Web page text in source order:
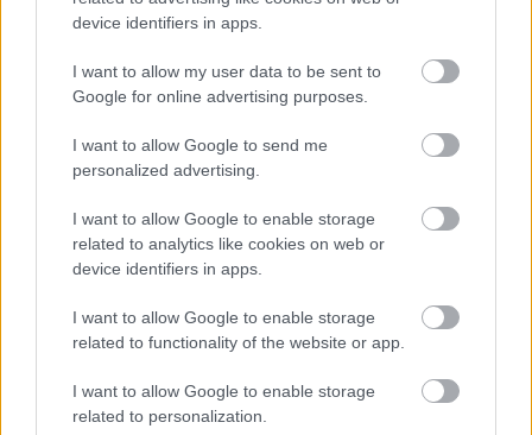
device identifiers in apps.
I want to allow my user data to be sent to
Google for online advertising purposes.
I want to allow Google to send me
personalized advertising.
I want to allow Google to enable storage
related to analytics like cookies on web or
device identifiers in apps.
I want to allow Google to enable storage
related to functionality of the website or app.
I want to allow Google to enable storage
related to personalization.
TOPLISTA - A 10 legjobb Dallas-epizód
Alec Cawthorne szerint
Alec Cawthorne•2015. december 29.
Legutóbb Columbo hadnagy tíz legérdekesebb